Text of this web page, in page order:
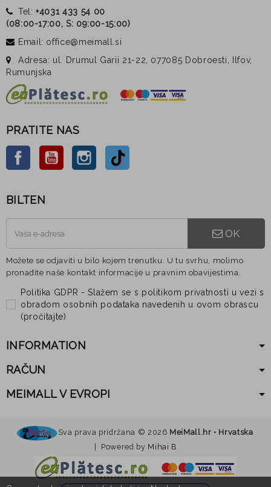
Tel:+4031 433 54 00
(08:00-17:00, S: 09:00-15:00)
Email: office@meimall.si
Adresa: ul. Drumul Garii 21-22, 077085 Dobroesti, Ilfov,
Rumunjska
PRATITE NAS
FacebookYouTube Instagram
BILTEN
OK
Možete se odjaviti u bilo kojem trenutku. U tu svrhu, molimo
pronađite naše kontakt informacije u pravnim obavijestima.
Politika GDPR - Slažem se s politikom privatnosti u vezi s
obradom osobnih podataka navedenih u ovom obrascu
(pročitajte)
INFORMATION
RAČUN
MEIMALL V EVROPI
Sva prava pridržana © 2026 MeiMall.hr • Hrvatska
| Powered by Mihai B